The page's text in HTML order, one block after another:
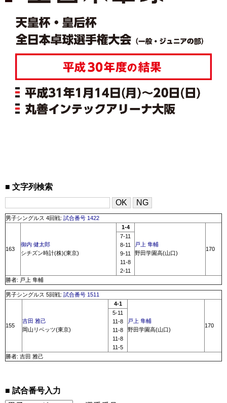
文字列検索
男子シングルス 4回戦: 試合番号 1422
163
御内 健太郎
シチズン時計(株)(東京)
1-4
戸上 隼輔
野田学園高(山口)
170
7-11
8-11
9-11
11-8
2-11
勝者: 戸上 隼輔
男子シングルス 5回戦: 試合番号 1511
155
吉田 雅己
岡山リベッツ(東京)
4-1
戸上 隼輔
野田学園高(山口)
170
5-11
11-8
11-8
11-8
11-5
勝者: 吉田 雅己
試合番号入力